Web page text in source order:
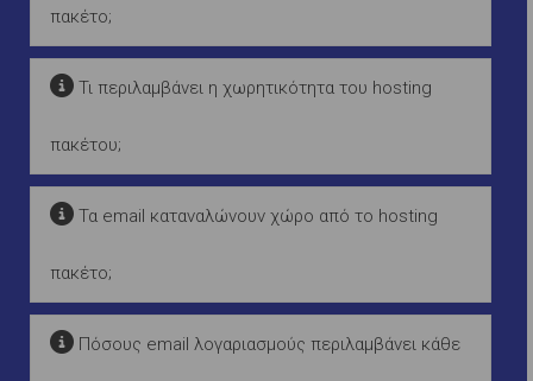
πακέτο;
Τι περιλαμβάνει η χωρητικότητα του hosting
πακέτου;
Τα email καταναλώνουν χώρο από το hosting
πακέτο;
Πόσους email λογαριασμούς περιλαμβάνει κάθε